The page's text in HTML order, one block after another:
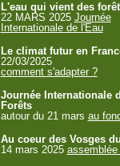
L'eau qui vient des
22 MARS 2025 Journée
Internationale de l'Eau
Le climat futur en
22/03/2025
comment s'adapter ?
Journée Internationale
Forêts
autour du 21 mars au
Au coeur des Vosges
14 mars 2025 assemblée